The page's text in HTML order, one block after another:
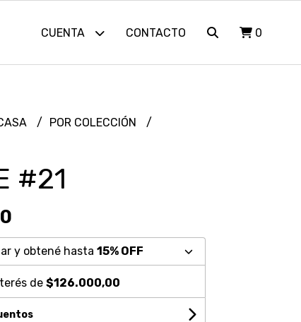
CUENTA CONTACTO 0
POR COLECCIÓN
#21
y obtené hasta 15% OFF
de $126.000,00